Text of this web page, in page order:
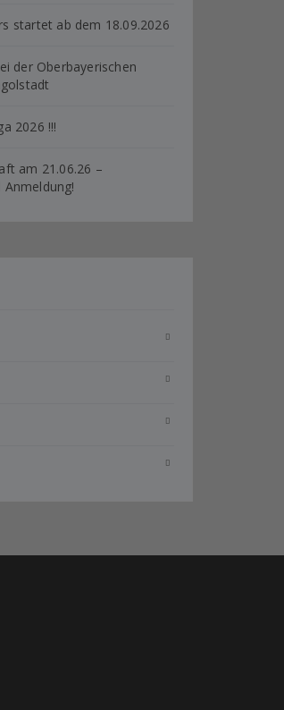
startet ab dem 18.09.2026
der Oberbayerischen
2026 !!!
am 21.06.26 –
Anmeldung!